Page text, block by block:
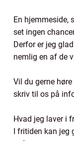
En hjemmeside,
set ingen
Derfor er jeg
nemlig en af de
Vil du gerne
skriv til os på
Hvad jeg laver i
I fritiden kan jeg